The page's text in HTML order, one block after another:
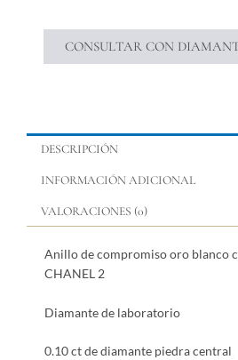
CHANEL
CONSULTAR CON
DESCRIPCIÓN
INFORMACIÓN ADICIONAL
VALORACIONES (0)
Anillo de compromiso oro blanco
CHANEL 2
Diamante de laboratorio
0.10 ct de diamante piedra central